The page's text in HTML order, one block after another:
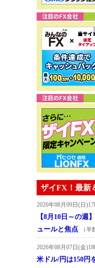
ザイFX！最新
2026年08月09日(日
【8月10日～の週
ュールと焦点
（羊
2026年08月07日(金
米ドル/円は150円